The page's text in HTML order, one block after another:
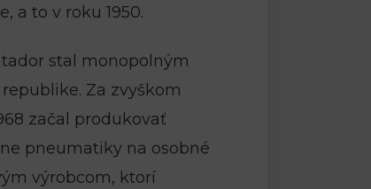
a to v roku 1950.
stal monopolným
Za zvyškom
začal produkovať
pneumatiky na osobné
výrobcom, ktorí